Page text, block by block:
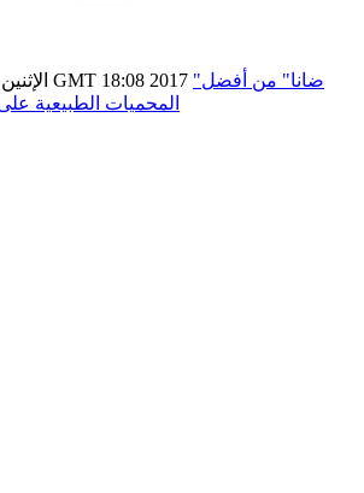
الإثنين ,31 تموز / يوليو GMT 18:08 2017 "ضانا" من أفضل
المحميات الطبيعية